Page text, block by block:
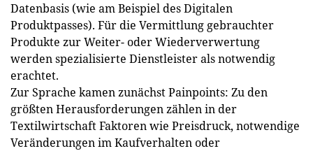
Datenbasis (wie am Beispiel des Digitalen
Produktpasses). Für die Vermittlung gebrauchter
Produkte zur Weiter- oder Wiederverwertung
werden spezialisierte Dienstleister als notwendig
erachtet.
Zur Sprache kamen zunächst Painpoints: Zu den
größten Herausforderungen zählen in der
Textilwirtschaft Faktoren wie Preisdruck, notwendige
Veränderungen im Kaufverhalten oder